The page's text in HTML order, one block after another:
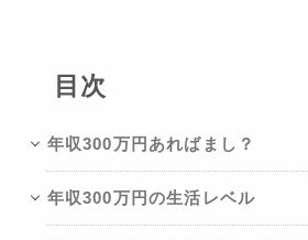
目次
年収300万円あればまし？
年収300万円の生活レベル